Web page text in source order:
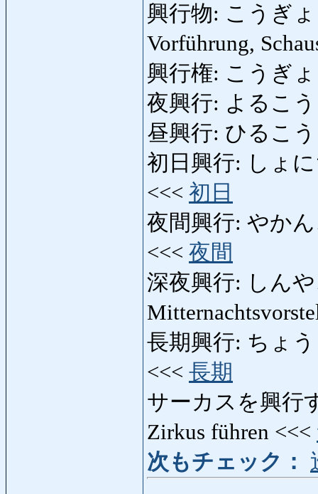
興行物: こうぎ
Vorführung,
興行権: こうぎ
夜興行: よるこ
昼興行: ひるこ
初日興行: しょ
<<< 初日
夜間興行: やかん
<<< 夜間
深夜興行: しん
長期興行: ちょ
<<< 長期
サーカスを興行
Zirkus führen <<<
次もチェック：